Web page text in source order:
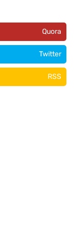
Quora
Twitter
RSS